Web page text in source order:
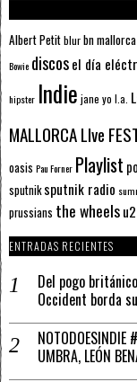
Albert Petitblurbn mallorca
Bowie discosel día
hipster Indie jane yo l.a.
MALLORCA LIve
oasis Pau Forner Playlist
sputnik sputnik radio
prussians the wheelsu2
ENTRADAS RECIENTES
Del pogo
Occident borda
NOTODOESINDIE
UMBRA, LEÓN